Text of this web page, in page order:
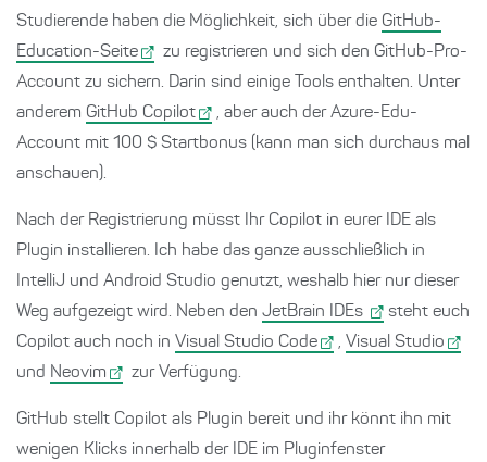
Studierende haben die Möglichkeit, sich über die GitHub-
Education-Seite
zu registrieren und sich den GitHub-Pro-
Account zu sichern. Darin sind einige Tools enthalten. Unter
anderem GitHub Copilot
, aber auch der Azure-Edu-
Account mit 100 $ Startbonus (kann man sich durchaus mal
anschauen).
Nach der Registrierung müsst Ihr Copilot in eurer IDE als
Plugin installieren. Ich habe das ganze ausschließlich in
IntelliJ und Android Studio genutzt, weshalb hier nur dieser
Weg aufgezeigt wird. Neben den JetBrain IDEs
steht euch
Copilot auch noch in Visual Studio Code , Visual Studio
und Neovim zur Verfügung.
GitHub stellt Copilot als Plugin bereit und ihr könnt ihn mit
wenigen Klicks innerhalb der IDE im Pluginfenster